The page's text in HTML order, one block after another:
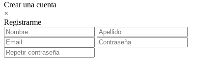
Crear una cuenta
×
Registrarme